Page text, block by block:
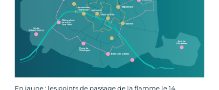
En jaune : les points de passage de la flamme le 14